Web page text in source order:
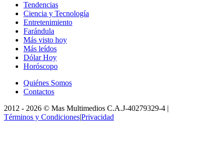
Tendencias
Ciencia y Tecnología
Entretenimiento
Farándula
Más visto hoy
Más leídos
Dólar Hoy
Horóscopo
Quiénes Somos
Contactos
2012 - 2026 © Mas Multimedios C.A.J-40279329-4 |
Términos y Condiciones|Privacidad